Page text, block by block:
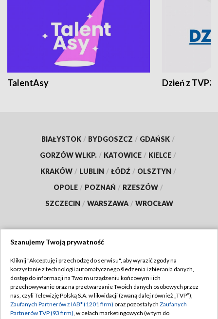
TalentAsy Dzień z TVP3
BIAŁYSTOK / BYDGOSZCZ / GDAŃSK /
GORZÓW WLKP. / KATOWICE / KIELCE /
KRAKÓW / LUBLIN / ŁÓDŹ / OLSZTYN /
OPOLE / POZNAŃ / RZESZÓW /
SZCZECIN / WARSZAWA / WROCŁAW
TVP
Abonament TVP
Emisja w TVP
Regulamin TVP
Polityka prywatności
Szanujemy Twoją prywatność
Kliknij "Akceptuję i przechodzę do serwisu", aby wyrazić zgody na
korzystanie z technologii automatycznego śledzenia i zbierania danych,
dostęp do informacji na Twoim urządzeniu końcowym i ich
przechowywanie oraz na przetwarzanie Twoich danych osobowych przez
nas, czyli Telewizję Polską S.A. w likwidacji (zwaną dalej również „TVP”),
Zaufanych Partnerów z IAB* (1201 firm) oraz pozostałych Zaufanych
Partnerów TVP (93 firm), w celach marketingowych (w tym do